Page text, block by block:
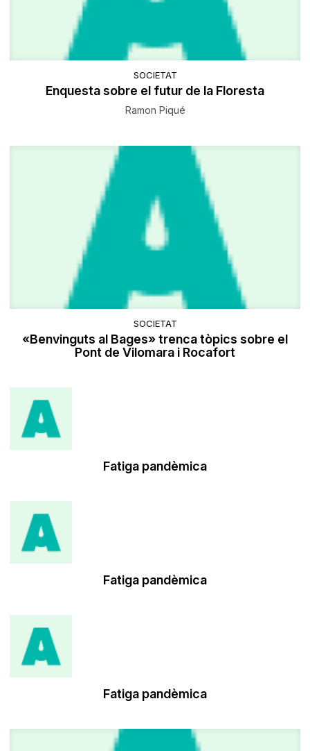
SOCIETAT
Enquesta sobre el futur de la Floresta
Ramon Piqué
SOCIETAT
«Benvinguts al Bages» trenca tòpics sobre el
Pont de Vilomara i Rocafort
Fatiga pandèmica
Fatiga pandèmica
Fatiga pandèmica